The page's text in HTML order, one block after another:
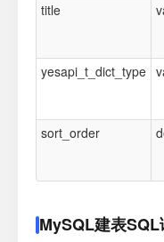
title
yesapi_t_dict_type
sort_order
MySQL建表SQL